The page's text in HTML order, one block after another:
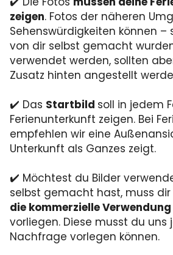
zeigen. Fotos der näheren
Sehenswürdigkeiten können –
von dir selbst gemacht
verwendet werden, sollten
Zusatz hinten angestellt
✔️ Das Startbild soll in jedem
Ferienunterkunft zeigen. Bei
empfehlen wir eine
Unterkunft als Ganzes zeigt.
✔️ Möchtest du Bilder
selbst gemacht hast, muss dir
die kommerzielle Verwendung
vorliegen. Diese musst du uns
Nachfrage vorlegen können.